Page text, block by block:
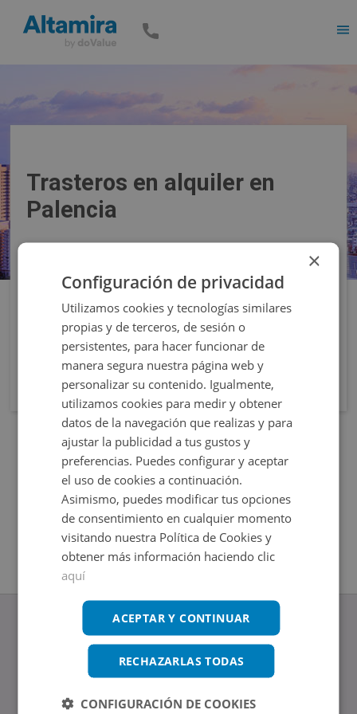
Trasteros en alquiler en
Palencia
Filtros
www.altamirainmuebles.com
Edificio Skylight
Avenida de Manoteras 14-16, 28050, Madrid
×
Configuración de privacidad
Utilizamos cookies y tecnologías similares
propias y de terceros, de sesión o
persistentes, para hacer funcionar de
manera segura nuestra página web y
personalizar su contenido. Igualmente,
utilizamos cookies para medir y obtener
datos de la navegación que realizas y para
ajustar la publicidad a tus gustos y
preferencias. Puedes configurar y aceptar
el uso de cookies a continuación.
Asimismo, puedes modificar tus opciones
de consentimiento en cualquier momento
visitando nuestra Política de Cookies y
obtener más información haciendo clic
aquí
ACEPTAR Y CONTINUAR
RECHAZARLAS TODAS
CONFIGURACIÓN DE COOKIES